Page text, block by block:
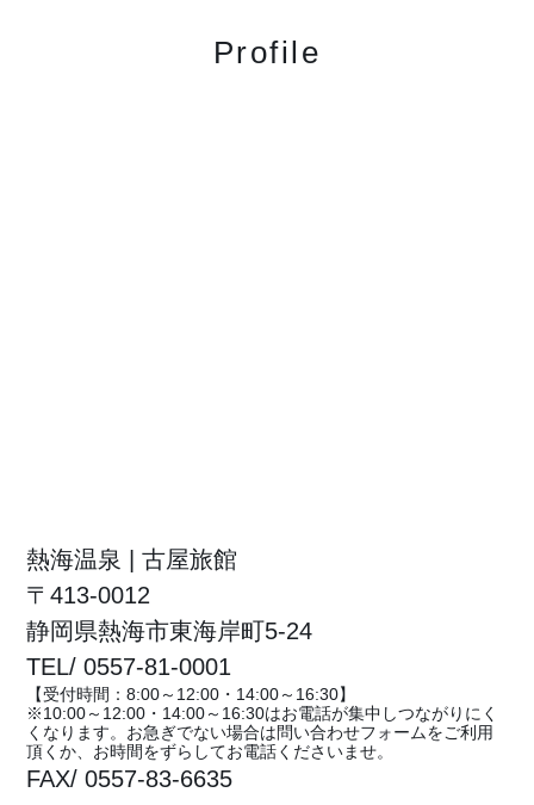
Profile
熱海温泉 | 古屋旅館
〒413-0012
静岡県熱海市東海岸町5-24
TEL/ 0557-81-0001
【受付時間：8:00～12:00・14:00～16:30】
※10:00～12:00・14:00～16:30はお電話が集中しつながりにく
くなります。お急ぎでない場合は問い合わせフォームをご利用
頂くか、お時間をずらしてお電話くださいませ。
FAX/ 0557-83-6635